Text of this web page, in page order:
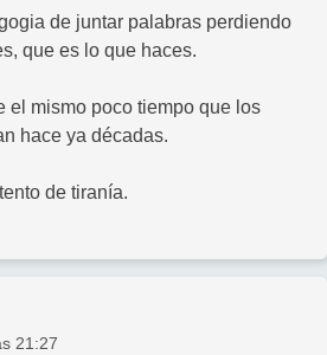
de juntar palabras perdiendo
que es lo que haces.
el mismo poco tiempo que los
hace ya décadas.
de tiranía.
21:27